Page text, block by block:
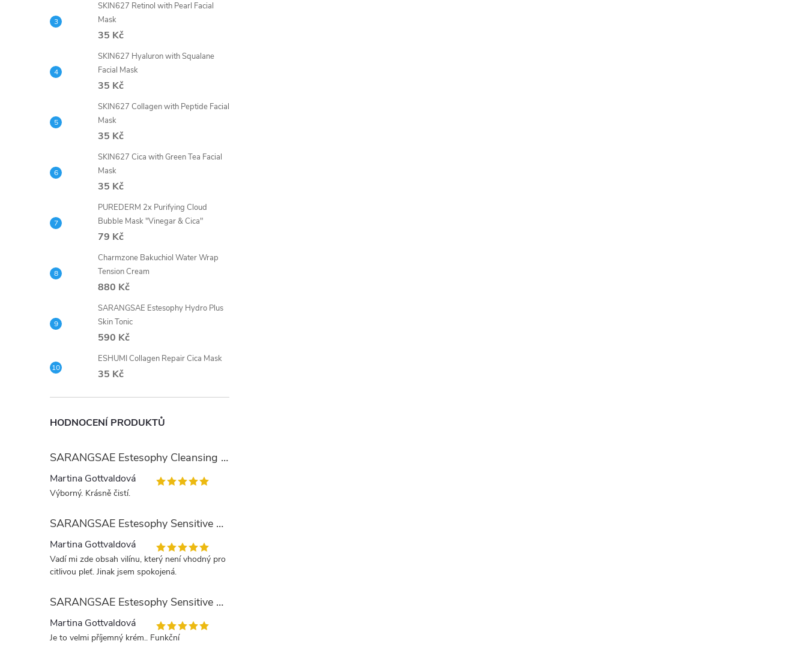
SKIN627 Retinol with Pearl Facial
Mask
35 Kč
SKIN627 Hyaluron with Squalane
Facial Mask
35 Kč
SKIN627 Collagen with Peptide Facial
Mask
35 Kč
SKIN627 Cica with Green Tea Facial
Mask
35 Kč
PUREDERM 2x Purifying Cloud
Bubble Mask "Vinegar & Cica"
79 Kč
Charmzone Bakuchiol Water Wrap
Tension Cream
880 Kč
SARANGSAE Estesophy Hydro Plus
Skin Tonic
590 Kč
ESHUMI Collagen Repair Cica Mask
35 Kč
HODNOCENÍ PRODUKTŮ
SARANGSAE Estesophy Cleansing Gel
Martina Gottvaldová
Výborný. Krásně čistí.
SARANGSAE Estesophy Sensitive Skin Tonic
Martina Gottvaldová
Vadí mi zde obsah vilínu, který není vhodný pro
citlivou pleť. Jinak jsem spokojená.
SARANGSAE Estesophy Sensitive Day Cream
Martina Gottvaldová
Je to velmi příjemný krém.. Funkční